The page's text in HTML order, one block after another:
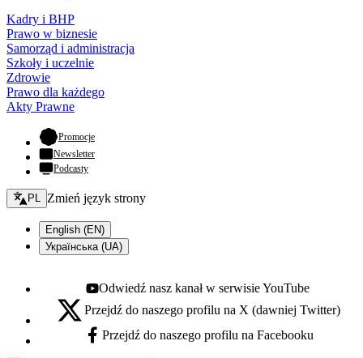
Kadry i BHP
Prawo w biznesie
Samorząd i administracja
Szkoły i uczelnie
Zdrowie
Prawo dla każdego
Akty Prawne
Promocje- otwiera się w nowej karcie
Newsletter
Podcasty
Zmień język - bieżący:
PL Zmień język strony
English (EN)
Українська (UA)
Youtube - otwiera się w nowej karcie
Odwiedź nasz kanał w serwisie YouTube
X - otwiera się w nowej karcie
Przejdź do naszego profilu na X (dawniej Twitter)
Facebook - otwiera się w nowej karcie
Przejdź do naszego profilu na Facebooku